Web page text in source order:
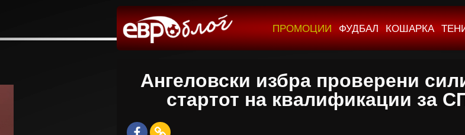
ПРОМОЦИИ ФУДБАЛ КОШАРКА
Ангеловски избра проверени
стартот на квалификации за